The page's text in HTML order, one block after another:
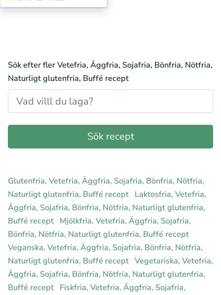
Sök efter fler Vetefria, Äggfria, Sojafria, Bönfria, Nötfria,
Naturligt glutenfria, Buffé recept
Glutenfria, Vetefria, Äggfria, Sojafria, Bönfria, Nötfria,
Naturligt glutenfria, Buffé recept Laktosfria, Vetefria,
Äggfria, Sojafria, Bönfria, Nötfria, Naturligt glutenfria,
Buffé recept Mjölkfria, Vetefria, Äggfria, Sojafria,
Bönfria, Nötfria, Naturligt glutenfria, Buffé recept
Veganska, Vetefria, Äggfria, Sojafria, Bönfria, Nötfria,
Naturligt glutenfria, Buffé recept Vegetariska, Vetefria,
Äggfria, Sojafria, Bönfria, Nötfria, Naturligt glutenfria,
Buffé recept Fiskfria, Vetefria, Äggfria, Sojafria,